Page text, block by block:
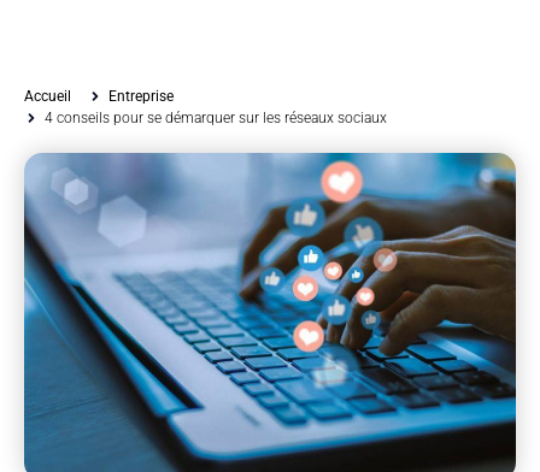
Accueil
Entreprise
4 conseils pour se démarquer sur les réseaux sociaux